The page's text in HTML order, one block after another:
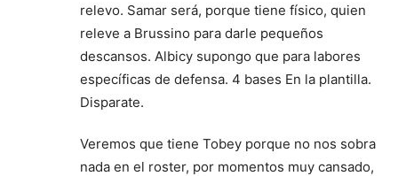
relevo. Samar será, porque tiene físico, quien
releve a Brussino para darle pequeños
descansos. Albicy supongo que para labores
específicas de defensa. 4 bases En la plantilla.
Disparate.
Veremos que tiene Tobey porque no nos sobra
nada en el roster, por momentos muy cansado,